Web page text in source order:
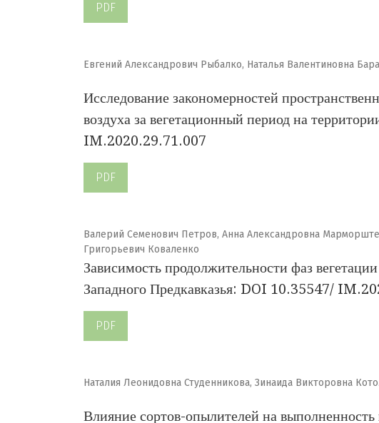
PDF
Евгений Александрович Рыбалко, Наталья Валентиновна
Исследование закономерностей
воздуха за вегетационный период на
IM.2020.29.71.007
PDF
Валерий Семенович Петров, Анна Александровна
Григорьевич Коваленко
Зависимость продолжительности фаз
Западного Предкавказья: DOI 10.35547/
PDF
Наталия Леонидовна Студенникова, Зинаида Викторовна
Влияние сортов-опылителей на выполненность